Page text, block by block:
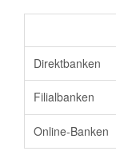
Direktbanken
Filialbanken
Online-Banken